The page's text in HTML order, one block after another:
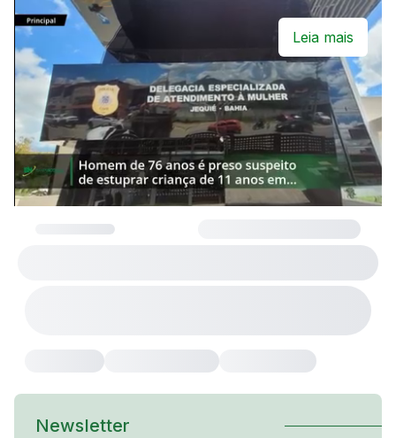
Leia mais
Newsletter